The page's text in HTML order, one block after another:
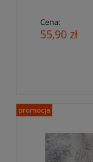
Cena:
55,90 zł
promocja